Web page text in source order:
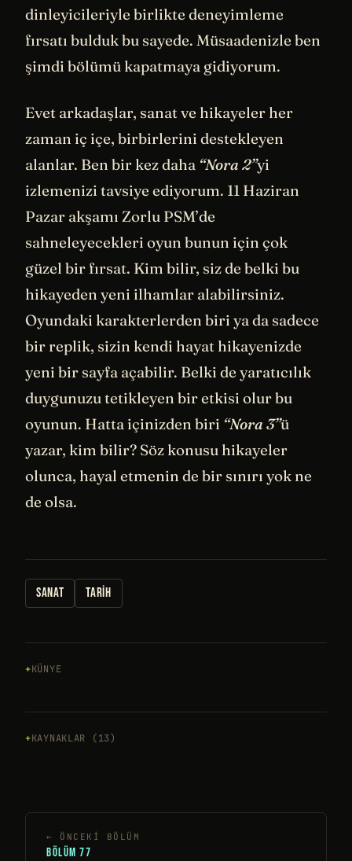
dinleyicileriyle birlikte deneyimleme
fırsatı bulduk bu sayede. Müsaadenizle ben
şimdi bölümü kapatmaya gidiyorum.
Evet arkadaşlar, sanat ve hikayeler her
zaman iç içe, birbirlerini destekleyen
alanlar. Ben bir kez daha “Nora 2”yi
izlemenizi tavsiye ediyorum. 11 Haziran
Pazar akşamı Zorlu PSM’de
sahneleyecekleri oyun bunun için çok
güzel bir fırsat. Kim bilir, siz de belki bu
hikayeden yeni ilhamlar alabilirsiniz.
Oyundaki karakterlerden biri ya da sadece
bir replik, sizin kendi hayat hikayenizde
yeni bir sayfa açabilir. Belki de yaratıcılık
duygunuzu tetikleyen bir etkisi olur bu
oyunun. Hatta içinizden biri “Nora 3”ü
yazar, kim bilir? Söz konusu hikayeler
olunca, hayal etmenin de bir sınırı yok ne
de olsa.
SANAT TARIH
KÜNYE
KAYNAKLAR (13)
← ÖNCEKI BÖLÜM
BÖLÜM 77